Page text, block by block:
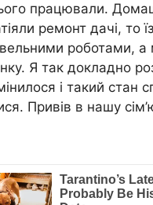
працювали.
ремонт дачі, то
роботами,
Я так докладно
і такий стан
Привів в нашу